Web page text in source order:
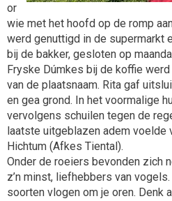
or
wie met het hoofd op de romp
werd genuttigd in de supermarkt
bij de bakker, gesloten op
Fryske Dúmkes bij de koffie
van de plaatsnaam. Rita gaf
en gea grond. In het voormalige
vervolgens schuilen tegen de
laatste uitgeblazen adem voelde
Hichtum (Afkes Tiental).
Onder de roeiers bevonden zich
z’n minst, liefhebbers van
soorten vlogen om je oren. Denk